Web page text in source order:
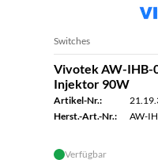
Switches
Vivotek AW-IHB-
Injektor 90W
Artikel-Nr.:
Herst.-Art.-Nr.:
AW-
Verfügbar